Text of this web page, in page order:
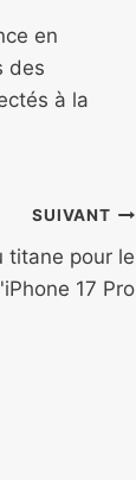
en
des
à la
SUIVANT
titane pour le
17 Pro